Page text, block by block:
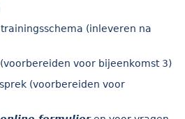
(inleveren na
voor bijeenkomst 3)
(voorbereiden voor